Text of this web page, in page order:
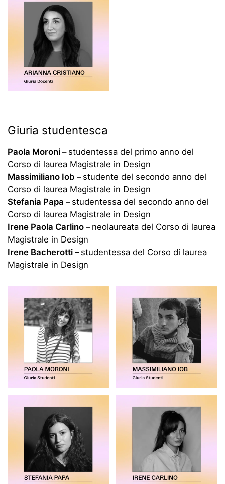
Giuria studentesca
Paola Moroni – studentessa del primo anno del
Corso di laurea Magistrale in Design
Massimiliano Iob – studente del secondo anno del
Corso di laurea Magistrale in Design
Stefania Papa – studentessa del secondo anno del
Corso di laurea Magistrale in Design
Irene Paola Carlino – neolaureata del Corso di laurea
Magistrale in Design
Irene Bacherotti – studentessa del Corso di laurea
Magistrale in Design